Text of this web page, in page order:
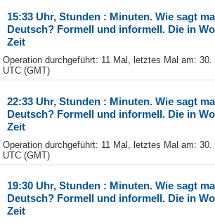
15:33 Uhr, Stunden : Minuten. Wie sagt
Deutsch? Formell und informell. Die in
Zeit
Operation durchgeführt: 11 Mal, letztes Mal am:
UTC (GMT)
22:33 Uhr, Stunden : Minuten. Wie sagt
Deutsch? Formell und informell. Die in
Zeit
Operation durchgeführt: 11 Mal, letztes Mal am:
UTC (GMT)
19:30 Uhr, Stunden : Minuten. Wie sagt
Deutsch? Formell und informell. Die in
Zeit